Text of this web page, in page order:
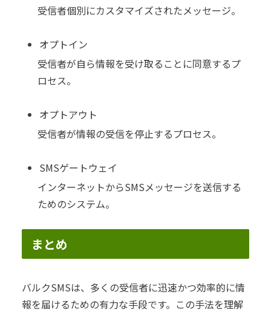
受信者個別にカスタマイズされたメッセージ。
オプトイン
受信者が自ら情報を受け取ることに同意するプ
ロセス。
オプトアウト
受信者が情報の受信を停止するプロセス。
SMSゲートウェイ
インターネットからSMSメッセージを送信する
ためのシステム。
まとめ
バルクSMSは、多くの受信者に迅速かつ効率的に情
報を届けるための有力な手段です。この手法を理解